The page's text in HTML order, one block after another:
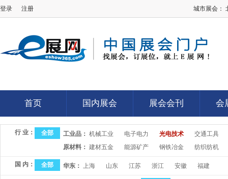
登录 注册 城市展会：
首页
首页
国内展会
国内展会
展会会刊
展会会刊
会
会
行 业： 全部 工业品： 机械工业 电子电力 光电技术
交通工具
原材料： 建材五金 能源矿产 钢铁冶金 纺织纺机
国 内： 全部 华东： 上海 山东 江苏 浙江 安徽 福建